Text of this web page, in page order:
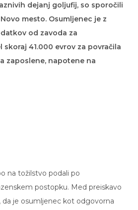
dejanj goljufij, so sporočili
mesto. Osumljenec je z
od zavoda za
skoraj 41.000 evrov za povračila
zaposlene, napotene na
na tožilstvo podali po
postopku. Med preiskavo
je osumljenec kot odgovorna